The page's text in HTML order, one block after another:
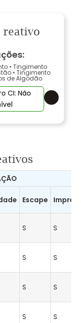
reativo
• Tingimento
• Tingimento
de Algodão
CI: Não
Escape
S S
S S
S S
S S